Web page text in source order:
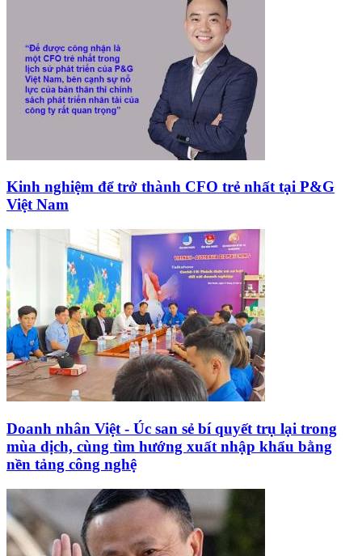
Kinh nghiệm để trở thành CFO trẻ nhất tại P&G
Việt Nam
Doanh nhân Việt - Úc san sẻ bí quyết trụ lại trong
mùa dịch, cùng tìm hướng xuất nhập khẩu bằng
nền tảng công nghệ